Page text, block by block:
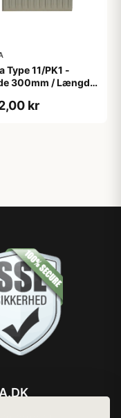
Type 11/PK1 -
300mm / Længde
kr